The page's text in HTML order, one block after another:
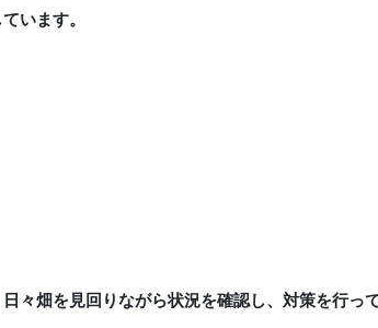
います。
々畑を見回りながら状況を確認し、対策を行って